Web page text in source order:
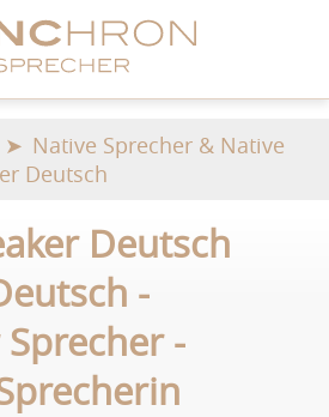
Native Sprecher & Native
Deutsch
Deutsch
-
-